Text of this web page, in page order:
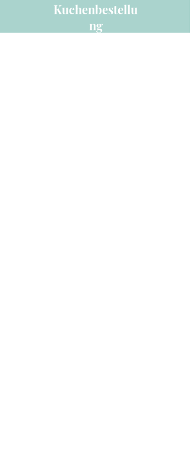
Kuchenbestellu
ng